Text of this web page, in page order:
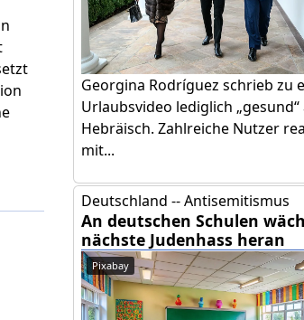
Georgina Rodríguez schrieb zu
Urlaubsvideo lediglich
Hebräisch. Zahlreiche Nutzer
mit...
Deutschland -- Antisemitismus
An deutschen Schulen
nächste Judenhass heran
Pixabay